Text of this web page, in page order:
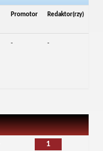
Promotor Redaktor(rzy)
- -
1